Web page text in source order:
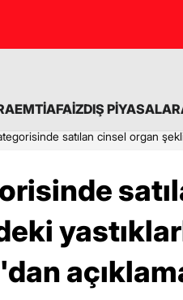
EMTİAFAİZDIŞ PİYASALAR
satılan cinsel organ